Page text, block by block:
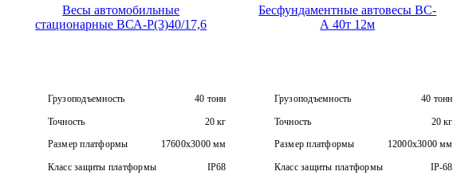
Весы автомобильные
стационарные ВСА-Р(3)40/17,6
Грузоподъемность 40 тонн
Точность 20 кг
Размер платформы 17600х3000 мм
Класс защиты платформы IP68
Бесфундаментные автовесы ВС-
А 40т 12м
Грузоподъемность 40 тонн
Точность 20 кг
Размер платформы 12000х3000 мм
Класс защиты платформы IP-68